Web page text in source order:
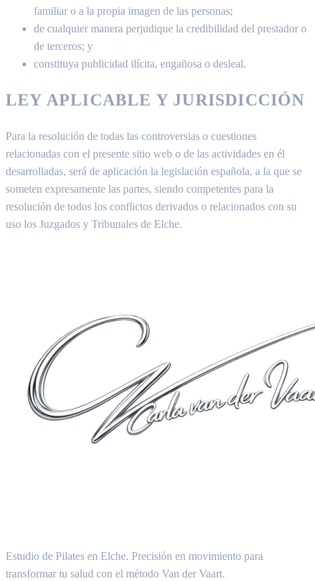
familiar o a la propia imagen de las personas;
de cualquier manera perjudique la credibilidad del prestador o
de terceros; y
constituya publicidad ilícita, engañosa o desleal.
LEY APLICABLE Y JURISDICCIÓN
Para la resolución de todas las controversias o cuestiones
relacionadas con el presente sitio web o de las actividades en él
desarrolladas, será de aplicación la legislación española, a la que se
someten expresamente las partes, siendo competentes para la
resolución de todos los conflictos derivados o relacionados con su
uso los Juzgados y Tribunales de Elche.
Estudio de Pilates en Elche. Precisión en movimiento para
transformar tu salud con el método Van der Vaart.